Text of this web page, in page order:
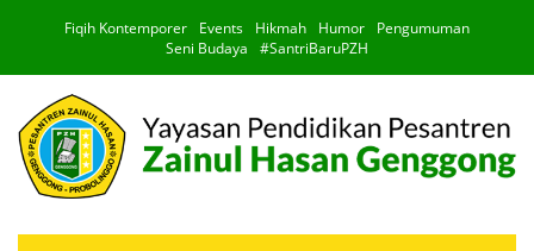
Fiqih Kontemporer Events Hikmah Humor
Pengumuman
Seni Budaya
#SantriBaruPZH